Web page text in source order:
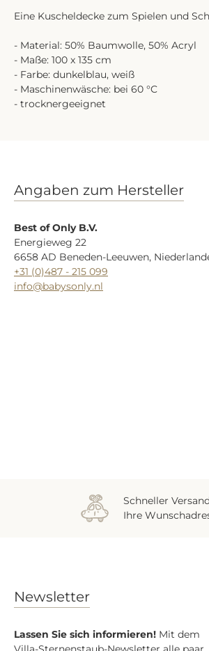
Eine Kuscheldecke zum Spielen und
- Material: 50% Baumwolle, 50% Acryl
- Maße: 100 x 135 cm
- Farbe: dunkelblau, weiß
- Maschinenwäsche: bei 60 °C
- trocknergeeignet
Angaben zum Hersteller
Best of Only B.V.
Energieweg 22
6658 AD Beneden-Leeuwen,
+31 (0)487 - 215 099
info@babysonly.nl
Schneller
Ihre
Newsletter
Lassen Sie sich informieren! Mit dem